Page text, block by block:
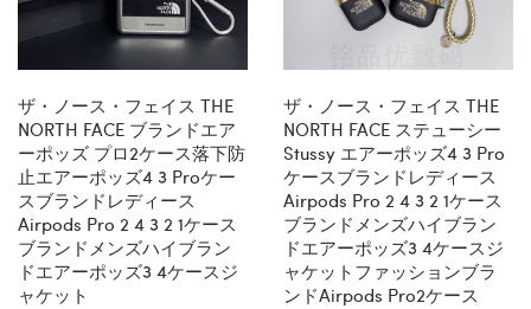
ザ・ノース・フェイス THE
NORTH FACE ブランドエア
ーポッズ プロ2ケース落下防
止エアーポッズ4 3 Proケー
スブランドレディース
Airpods Pro 2 4 3 2 1ケース
ブランドメンズハイブラン
ドエアーポッズ3 4ケースジ
ャケット
ザ・ノース・フェイス THE
NORTH FACE ステューシー
Stussy エアーポッズ4 3 Pro
ケースブランドレディース
Airpods Pro 2 4 3 2 1ケース
ブランドメンズハイブラン
ドエアーポッズ3 4ケースジ
ャケットファッションブラ
ンドAirpods Pro2ケース